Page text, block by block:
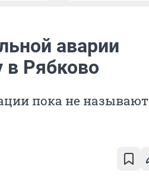
аварии
в Рябково
пока не называют